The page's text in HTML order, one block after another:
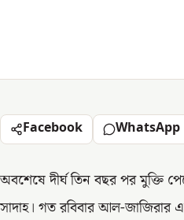
Facebook WhatsApp
অবশেষে দীর্ঘ তিন বছর পর মুক্তি
সাদাহ। গত রবিবার আল-জাজিরার